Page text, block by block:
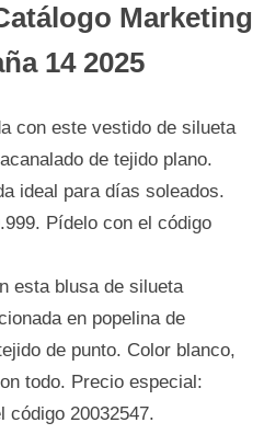
Marketing
14 2025
con este vestido de silueta
de tejido plano.
ideal para días soleados.
Pídelo con el código
esta blusa de silueta
en popelina de
de punto. Color blanco,
todo. Precio especial:
código 20032547.